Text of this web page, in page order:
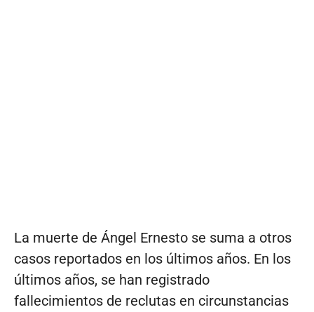
La muerte de Ángel Ernesto se suma a otros
casos reportados en los últimos años. En los
últimos años, se han registrado
fallecimientos de reclutas en circunstancias